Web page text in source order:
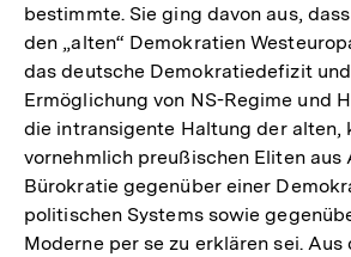
bestimmte. Sie ging davon aus,
den „alten“ Demokratien
das deutsche Demokratiedefizit
Ermöglichung von NS-Regime und
die intransigente Haltung der alten,
vornehmlich preußischen Eliten aus
Bürokratie gegenüber einer
politischen Systems sowie
Moderne per se zu erklären sei. Aus